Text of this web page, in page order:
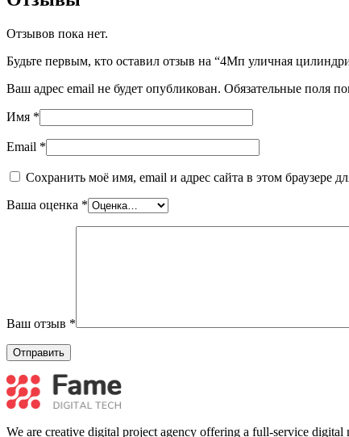
Отзывов пока нет.
Будьте первым, кто оставил отзыв на “4Мп уличная
Ваш адрес email не будет опубликован. Обязательные поля
Имя *
Email *
Сохранить моё имя, email и адрес сайта в этом браузере
Ваша оценка *
Ваш отзыв *
We are creative digital project agency offering a full-service